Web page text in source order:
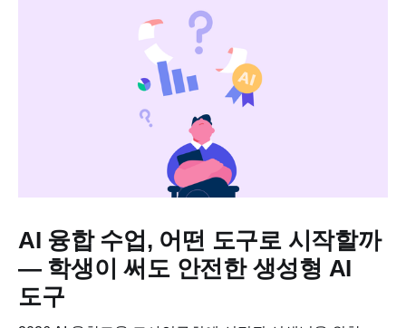
AI 융합 수업, 어떤 도구로 시작할까
— 학생이 써도 안전한 생성형 AI
도구